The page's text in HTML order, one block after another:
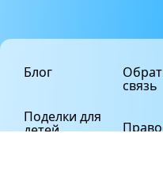
Блог
Поделки для
детей
связь